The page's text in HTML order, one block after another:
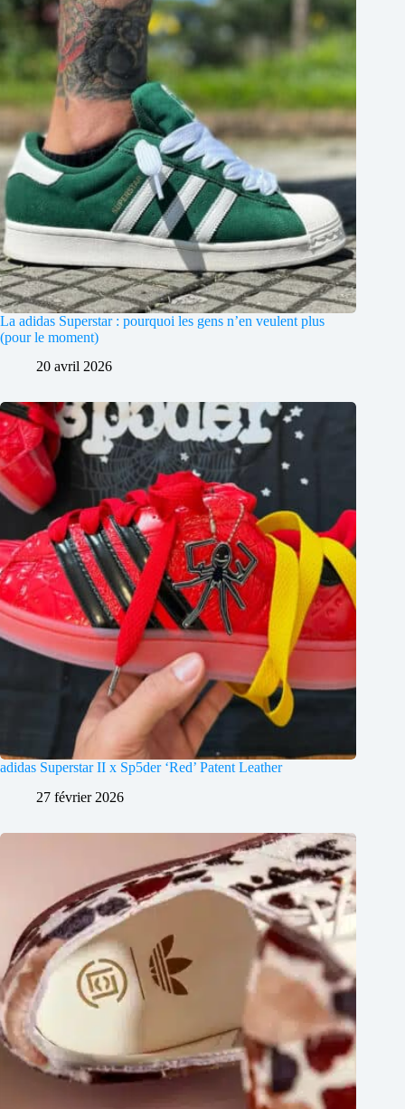
La adidas Superstar : pourquoi les gens n’en veulent plus
(pour le moment)
20 avril 2026
adidas Superstar II x Sp5der ‘Red’ Patent Leather
27 février 2026